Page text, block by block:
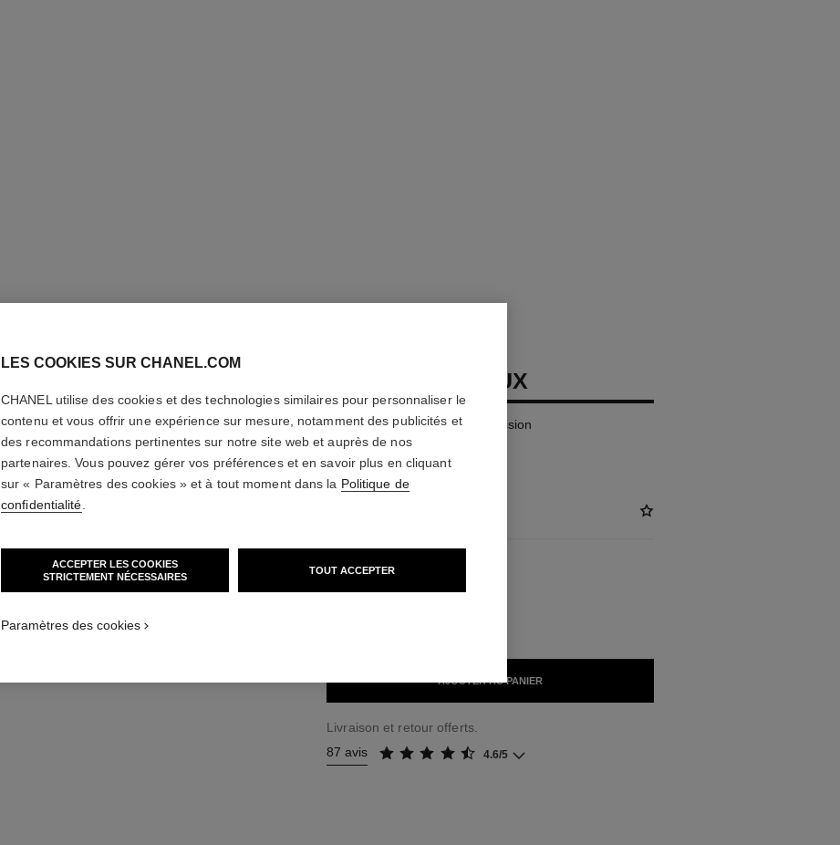
LE CRAYON YEUX
Crayon Contour des Yeux Précision
En savoir plus
7 TEINTES DISPONIBLES
AJOUTER AU PANIER
Livraison et retour offerts.
87 avis
4.6/5
LES COOKIES SUR CHANEL.COM
CHANEL utilise des cookies et des technologies similaires pour personnaliser le
contenu et vous offrir une expérience sur mesure, notamment des publicités et
des recommandations pertinentes sur notre site web et auprès de nos
partenaires. Vous pouvez gérer vos préférences et en savoir plus en cliquant
sur « Paramètres des cookies » et à tout moment dans la Politique de
confidentialité
ACCEPTER LES COOKIES
STRICTEMENT NÉCESSAIRES
TOUT ACCEPTER
Paramètres des cookies